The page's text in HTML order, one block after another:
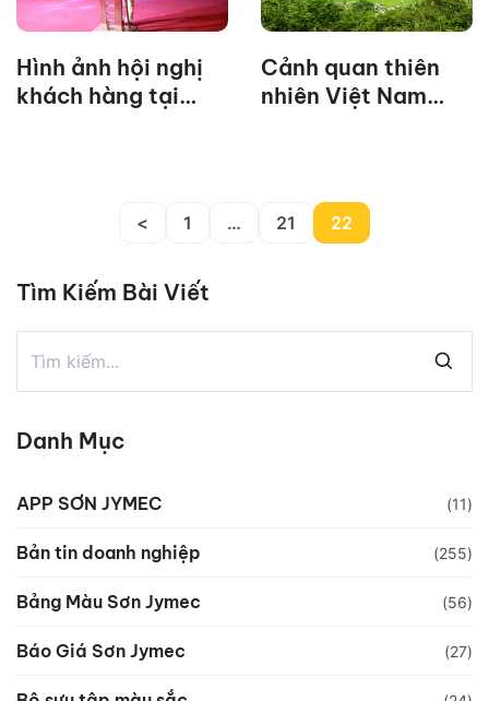
Hình ảnh hội nghị
khách hàng tại
Cảnh quan thiên
nhiên Việt Nam
< 1 … 21 22
Tìm Kiếm Bài Viết
Danh Mục
APP SƠN JYMEC (11)
Bản tin doanh nghiệp (255)
Bảng Màu Sơn Jymec (56)
Báo Giá Sơn Jymec (27)